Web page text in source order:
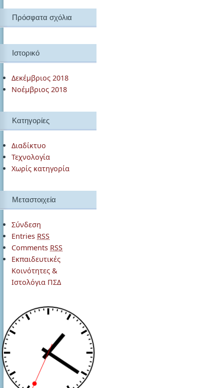
Πρόσφατα σχόλια
Ιστορικό
Δεκέμβριος 2018
Νοέμβριος 2018
Kατηγορίες
Διαδίκτυο
Τεχνολογία
Χωρίς κατηγορία
Μεταστοιχεία
Σύνδεση
Entries RSS
Comments RSS
Εκπαιδευτικές
Κοινότητες &
Ιστολόγια ΠΣΔ